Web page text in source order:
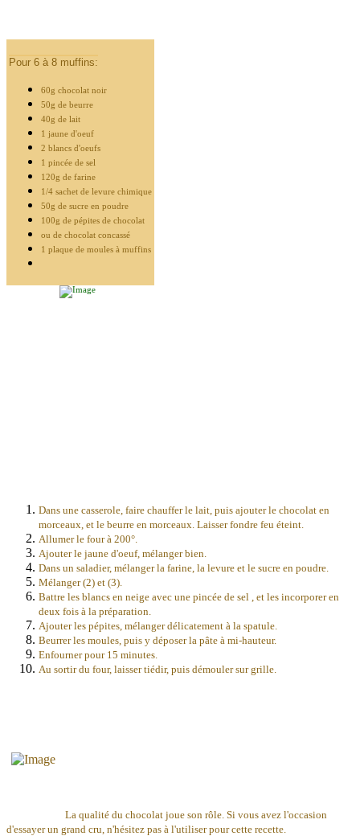
Pour 6 à 8 muffins:
60g chocolat noir
50g de beurre
40g de lait
1 jaune d'oeuf
2 blancs d'oeufs
1 pincée de sel
120g de farine
1/4 sachet de levure chimique
50g de sucre en poudre
100g de pépites de chocolat
ou de chocolat concassé
1 plaque de moules à muffins
Dans une casserole, faire chauffer le lait, puis ajouter le chocolat en
morceaux, et le beurre en morceaux. Laisser fondre feu éteint.
Allumer le four à 200°.
Ajouter le jaune d'oeuf, mélanger bien.
Dans un saladier, mélanger la farine, la levure et le sucre en poudre.
Mélanger (2) et (3).
Battre les blancs en neige avec une pincée de sel , et les incorporer en
deux fois à la préparation.
Ajouter les pépites, mélanger délicatement à la spatule.
Beurrer les moules, puis y déposer la pâte à mi-hauteur.
Enfourner pour 15 minutes.
Au sortir du four, laisser tiédir, puis démouler sur grille.
La qualité du chocolat joue son rôle. Si vous avez l'occasion
d'essayer un grand cru, n'hésitez pas à l'utiliser pour cette recette.